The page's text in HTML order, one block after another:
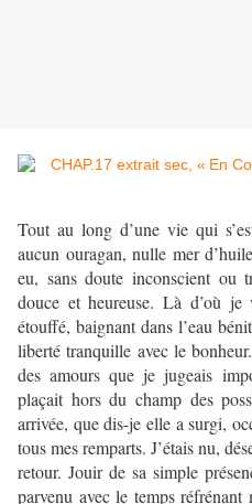
Tout au long d’une vie qui
aucun ouragan, nulle mer
eu, sans doute inconscient ou
douce et heureuse. Là d’où je
étouffé, baignant dans l’eau
liberté tranquille avec le
des amours que je jugeais
plaçait hors du champ des
arrivée, que dis-je elle a surgi,
tous mes remparts. J’étais nu,
retour. Jouir de sa simple
parvenu avec le temps